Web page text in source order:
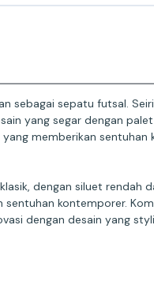
sebagai sepatu futsal.
yang segar dengan
memberikan
dengan siluet
kontemporer.
dengan desain yang